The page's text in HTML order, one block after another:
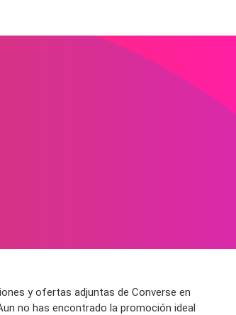
y ofertas adjuntas de Converse en
no has encontrado la promoción ideal